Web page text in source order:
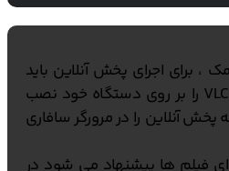
، برای اجرای پخش آنلاین باید
نرم افزار VLC Player را بر روی دستگاه خود نصب
آنلاین را در مرورگر سافاری
فیلم ها پیشنهاد می شود در